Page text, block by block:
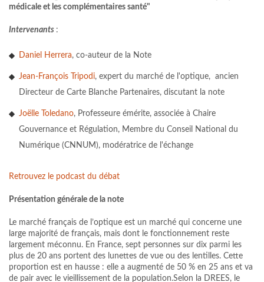
médicale et les complémentaires santé"
Intervenants :
Daniel Herrera, co-auteur de la Note
Jean-François Tripodi, expert du marché de l'optique, ancien
Directeur de Carte Blanche Partenaires, discutant la note
Joëlle Toledano, Professeure émérite, associée à Chaire
Gouvernance et Régulation, Membre du Conseil National du
Numérique (CNNUM), modératrice de l'échange
Retrouvez le podcast du débat
Présentation générale de la note
Le marché français de l’optique est un marché qui concerne une
large majorité de français, mais dont le fonctionnement reste
largement méconnu. En France, sept personnes sur dix parmi les
plus de 20 ans portent des lunettes de vue ou des lentilles. Cette
proportion est en hausse : elle a augmenté de 50 % en 25 ans et va
de pair avec le vieillissement de la population.Selon la DREES, le